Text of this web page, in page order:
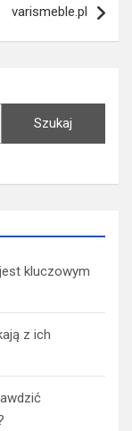
varismeble.pl
Szukaj
kluczowym
z ich